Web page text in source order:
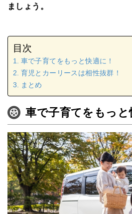
ましょう。
目次
車で子育てをもっと快適に！
育児とカーリースは相性抜群！
まとめ
車で子育てをもっと